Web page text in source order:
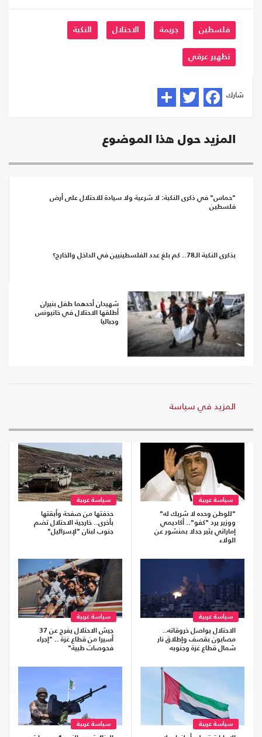
فلسطين جريمة الاحتلال النكبة
تطهير عرقي
شارك
المزيد حول هذا الموضوع
"حماس" في ذكرى النكبة: لا شرعية ولا سيادة للاحتلال على أرض
فلسطين
بذكرى النكبة الـ78.. كم بلغ عدد الفلسطينيين في الداخل والخارج؟
شهيدان أحدهما طفل بنيران
أطلقها الاحتلال في خانيونس
وجباليا
المزيد في سياسة
سياسة عربية
"للوطن وحده لا شريك له"
ووزير يرد "كفو".. أكاديمي
إماراتي يثير جدلا بمنشور عن
الولاء
سياسة عربية
حذفتها من صفحة وأبقتها
بأخرى.. خارجية الاحتلال تضم
جنوب لبنان "لإسرائيل"
سياسة عربية
الاحتلال يواصل خروقاته..
مصابون بقصف وإطلاق نار
شمال قطاع غزة وجنوبه
سياسة عربية
جيش الاحتلال يفرج عن 37
أسيرا من قطاع غزة .. "إجراء
فحوصات طبية"
سياسة عربية سياسة عربية